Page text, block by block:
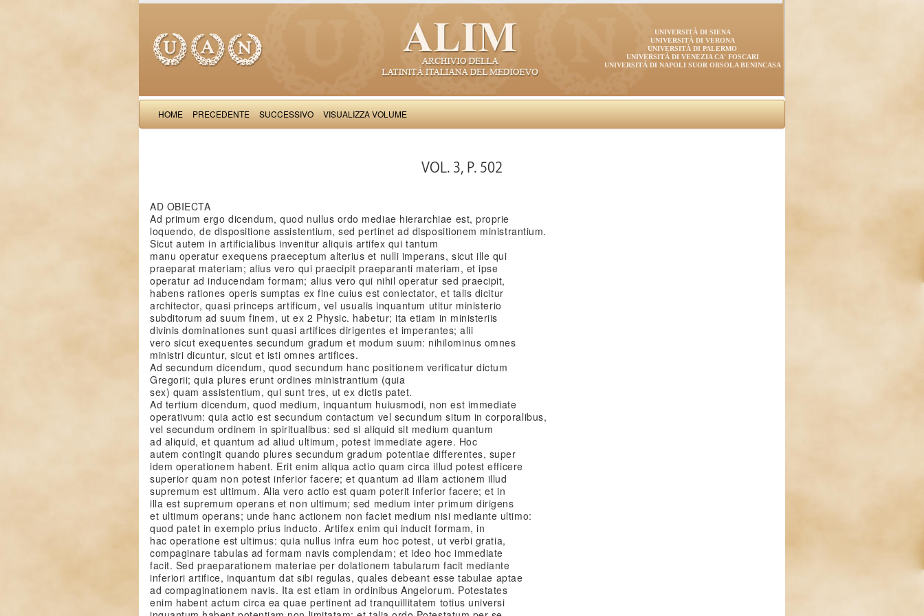
UNIVERSITÀ DI SIENA
UNIVERSITÀ DI VERONA
UNIVERSITÀ DI PALERMO
UNIVERSITÀ DI VENEZIA CA' FOSCARI
UNIVERSITÀ DI NAPOLI SUOR ORSOLA BENINCASA
HOME PRECEDENTE SUCCESSIVO VISUALIZZA VOLUME
VOL. 3, P. 502
AD OBIECTA
Ad primum ergo dicendum, quod nullus ordo mediae hierarchiae est, proprie
loquendo, de dispositione assistentium, sed pertinet ad dispositionem ministrantium.
Sicut autem in artificialibus invenitur aliquis artifex qui tantum
manu operatur exequens praeceptum alterius et nulli imperans, sicut ille qui
praeparat materiam; alius vero qui praecipit praeparanti materiam, et ipse
operatur ad inducendam formam; alius vero qui nihil operatur sed praecipit,
habens rationes operis sumptas ex fine cuius est coniectator, et talis dicitur
architector, quasi princeps artificum, vel usualis inquantum utitur ministerio
subditorum ad suum finem, ut ex 2 Physic. habetur; ita etiam in ministeriis
divinis dominationes sunt quasi artifices dirigentes et imperantes; alii
vero sicut exequentes secundum gradum et modum suum: nihilominus omnes
ministri dicuntur, sicut et isti omnes artifices.
Ad secundum dicendum, quod secundum hanc positionem verificatur dictum
Gregorii; quia plures erunt ordines ministrantium (quia
sex) quam assistentium, qui sunt tres, ut ex dictis patet.
Ad tertium dicendum, quod medium, inquantum huiusmodi, non est immediate
operativum: quia actio est secundum contactum vel secundum situm in corporalibus,
vel secundum ordinem in spiritualibus: sed si aliquid sit medium quantum
ad aliquid, et quantum ad aliud ultimum, potest immediate agere. Hoc
autem contingit quando plures secundum gradum potentiae differentes, super
idem operationem habent. Erit enim aliqua actio quam circa illud potest efficere
superior quam non potest inferior facere; et quantum ad illam actionem illud
supremum est ultimum. Alia vero actio est quam poterit inferior facere; et in
illa est supremum operans et non ultimum; sed medium inter primum dirigens
et ultimum operans; unde hanc actionem non faciet medium nisi mediante ultimo:
quod patet in exemplo prius inducto. Artifex enim qui inducit formam, in
hac operatione est ultimus: quia nullus infra eum hoc potest, ut verbi gratia,
compaginare tabulas ad formam navis complendam; et ideo hoc immediate
facit. Sed praeparationem materiae per dolationem tabularum facit mediante
inferiori artifice, inquantum dat sibi regulas, quales debeant esse tabulae aptae
ad compaginationem navis. Ita est etiam in ordinibus Angelorum. Potestates
enim habent actum circa ea quae pertinent ad tranquillitatem totius universi